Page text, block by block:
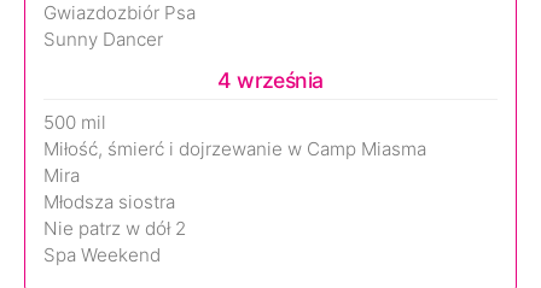
Gwiazdozbiór Psa
Sunny Dancer
4 września
500 mil
Miłość, śmierć i dojrzewanie w Camp Miasma
Mira
Młodsza siostra
Nie patrz w dół 2
Spa Weekend